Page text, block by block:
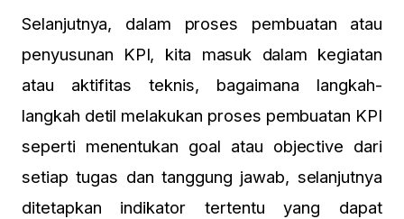
Selanjutnya, dalam proses pembuatan atau
penyusunan KPI, kita masuk dalam kegiatan
atau aktifitas teknis, bagaimana langkah-
langkah detil melakukan proses pembuatan KPI
seperti menentukan goal atau objective dari
setiap tugas dan tanggung jawab, selanjutnya
ditetapkan indikator tertentu yang dapat